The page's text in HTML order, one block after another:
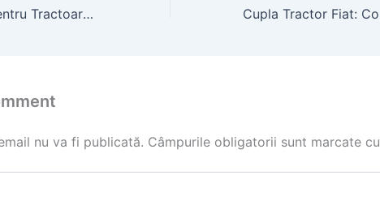
Adaptor Cardan pentru Tractoare: Componentă Esențială de Transmisie
nu va fi publicată. Câmpurile obligatorii sunt marcate cu